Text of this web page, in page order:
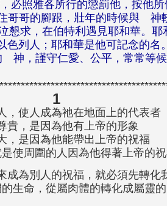
必照雅各所行的懲罰他，按他所
哥哥的腳跟，壯年的時候與 神
懇求，在伯特利遇見耶和華。
色列人；耶和華是他可記念的名。
神，謹守仁愛、公平，常常等
1
，使人成為祂在地面上的代表者
貴，是因為他有上帝的形象
，是因為他能帶出上帝的祝福
使周圍的人因為他得著上帝的
成為別人的祝福，就必須先轉化
生命，從屬肉體的轉化成屬靈的